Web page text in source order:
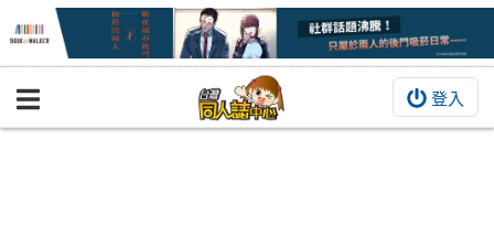
登入
BOOKY書集倉庫